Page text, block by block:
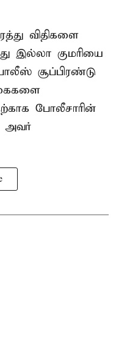
விதிகளை
இல்லா குமரியை
சூப்பிரண்டு
போலீசாரின்
அவர்